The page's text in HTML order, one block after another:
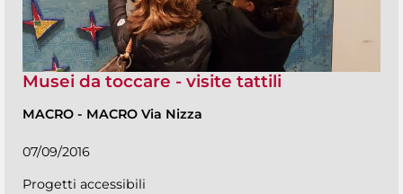
Musei da toccare - visite tattili
MACRO - MACRO Via Nizza
07/09/2016
Progetti accessibili